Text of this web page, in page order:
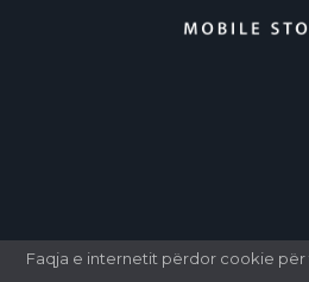
Faqja e internetit përdor cookie